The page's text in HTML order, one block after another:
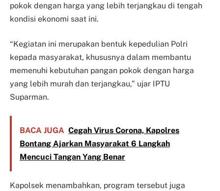
pokok dengan harga yang lebih terjangkau di tengah
kondisi ekonomi saat ini.
“Kegiatan ini merupakan bentuk kepedulian Polri
kepada masyarakat, khususnya dalam membantu
memenuhi kebutuhan pangan pokok dengan harga
yang lebih murah dan terjangkau,” ujar IPTU
Suparman.
BACA JUGA Cegah Virus Corona, Kapolres
Bontang Ajarkan Masyarakat 6 Langkah
Mencuci Tangan Yang Benar
Kapolsek menambahkan, program tersebut juga